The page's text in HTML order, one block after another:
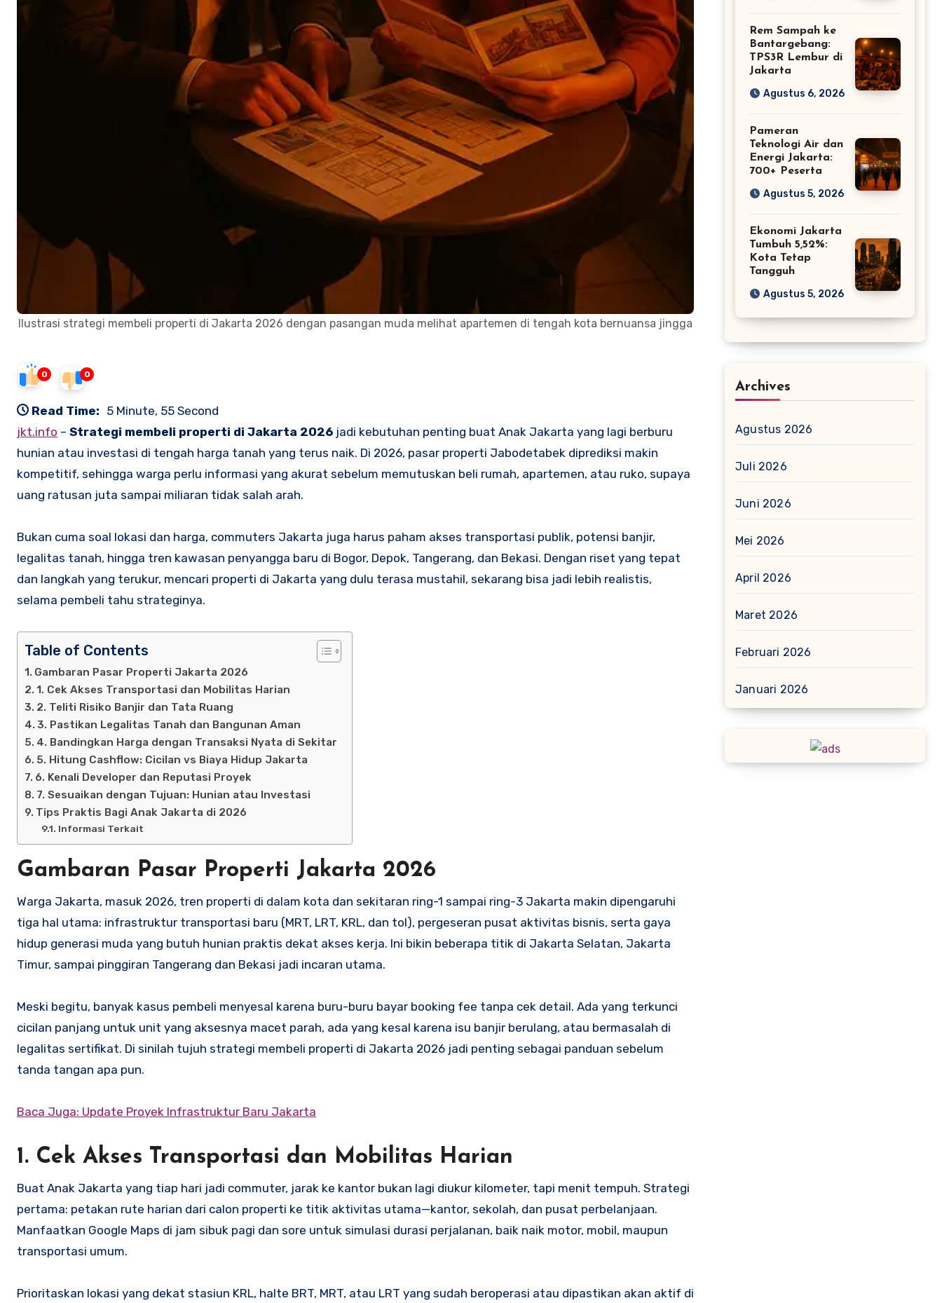
Ilustrasi strategi membeli properti di Jakarta 2026 dengan pasangan muda melihat apartemen di tengah kota bernuansa jingga
0 0
Read Time: 5 Minute, 55 Second
jkt.info – Strategi membeli properti di Jakarta 2026 jadi kebutuhan penting buat Anak Jakarta yang lagi berburu
hunian atau investasi di tengah harga tanah yang terus naik. Di 2026, pasar properti Jabodetabek diprediksi makin
kompetitif, sehingga warga perlu informasi yang akurat sebelum memutuskan beli rumah, apartemen, atau ruko, supaya
uang ratusan juta sampai miliaran tidak salah arah.
Bukan cuma soal lokasi dan harga, commuters Jakarta juga harus paham akses transportasi publik, potensi banjir,
legalitas tanah, hingga tren kawasan penyangga baru di Bogor, Depok, Tangerang, dan Bekasi. Dengan riset yang tepat
dan langkah yang terukur, mencari properti di Jakarta yang dulu terasa mustahil, sekarang bisa jadi lebih realistis,
selama pembeli tahu strateginya.
Table of Contents
Gambaran Pasar Properti Jakarta 2026
1. Cek Akses Transportasi dan Mobilitas Harian
2. Teliti Risiko Banjir dan Tata Ruang
3. Pastikan Legalitas Tanah dan Bangunan Aman
4. Bandingkan Harga dengan Transaksi Nyata di Sekitar
5. Hitung Cashflow: Cicilan vs Biaya Hidup Jakarta
6. Kenali Developer dan Reputasi Proyek
7. Sesuaikan dengan Tujuan: Hunian atau Investasi
Tips Praktis Bagi Anak Jakarta di 2026
Informasi Terkait
Gambaran Pasar Properti Jakarta 2026
Warga Jakarta, masuk 2026, tren properti di dalam kota dan sekitaran ring-1 sampai ring-3 Jakarta makin dipengaruhi
tiga hal utama: infrastruktur transportasi baru (MRT, LRT, KRL, dan tol), pergeseran pusat aktivitas bisnis, serta gaya
hidup generasi muda yang butuh hunian praktis dekat akses kerja. Ini bikin beberapa titik di Jakarta Selatan, Jakarta
Timur, sampai pinggiran Tangerang dan Bekasi jadi incaran utama.
Meski begitu, banyak kasus pembeli menyesal karena buru-buru bayar booking fee tanpa cek detail. Ada yang terkunci
cicilan panjang untuk unit yang aksesnya macet parah, ada yang kesal karena isu banjir berulang, atau bermasalah di
legalitas sertifikat. Di sinilah tujuh strategi membeli properti di Jakarta 2026 jadi penting sebagai panduan sebelum
tanda tangan apa pun.
Baca Juga: Update Proyek Infrastruktur Baru Jakarta
1. Cek Akses Transportasi dan Mobilitas Harian
Buat Anak Jakarta yang tiap hari jadi commuter, jarak ke kantor bukan lagi diukur kilometer, tapi menit tempuh. Strategi
pertama: petakan rute harian dari calon properti ke titik aktivitas utama—kantor, sekolah, dan pusat perbelanjaan.
Manfaatkan Google Maps di jam sibuk pagi dan sore untuk simulasi durasi perjalanan, baik naik motor, mobil, maupun
transportasi umum.
Prioritaskan lokasi yang dekat stasiun KRL, halte BRT, MRT, atau LRT yang sudah beroperasi atau dipastikan akan aktif di
Rem Sampah ke
Bantargebang:
TPS3R Lembur di
Jakarta
Agustus 6, 2026
Pameran
Teknologi Air dan
Energi Jakarta:
700+ Peserta
Agustus 5, 2026
Ekonomi Jakarta
Tumbuh 5,52%:
Kota Tetap
Tangguh
Agustus 5, 2026
Archives
Agustus 2026
Juli 2026
Juni 2026
Mei 2026
April 2026
Maret 2026
Februari 2026
Januari 2026